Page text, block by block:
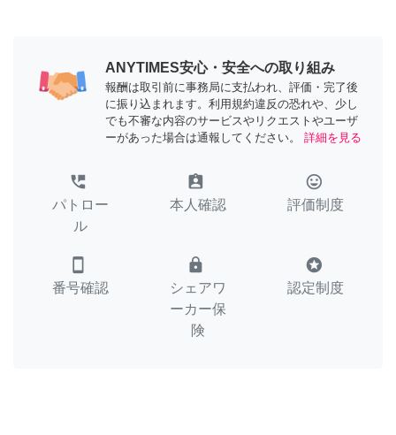
ANYTIMES安心・安全への取り組み
報酬は取引前に事務局に支払われ、評価・完了後
に振り込まれます。利用規約違反の恐れや、少し
でも不審な内容のサービスやリクエストやユーザ
ーがあった場合は通報してください。
詳細を見る
perm_phone_msg
パトロー
ル
assignment_ind
本人確認
tag_faces
評価制度
smartphone
番号確認
lock
シェアワ
ーカー保
険
stars
認定制度